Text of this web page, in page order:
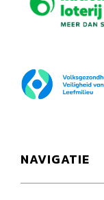
NAVIGATIE